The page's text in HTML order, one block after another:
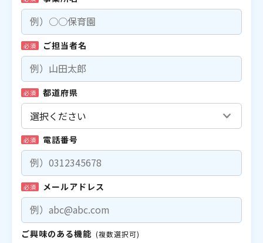
必須 ご担当者名
必須 都道府県
必須 電話番号
必須 メールアドレス
ご興味のある機能 (複数選択可)